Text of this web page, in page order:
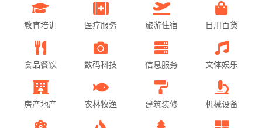
教育培训 医疗服务 旅游住宿 日用百货
食品餐饮 数码科技 信息服务 文体娱乐
房产地产 农林牧渔 建筑装修 机械设备